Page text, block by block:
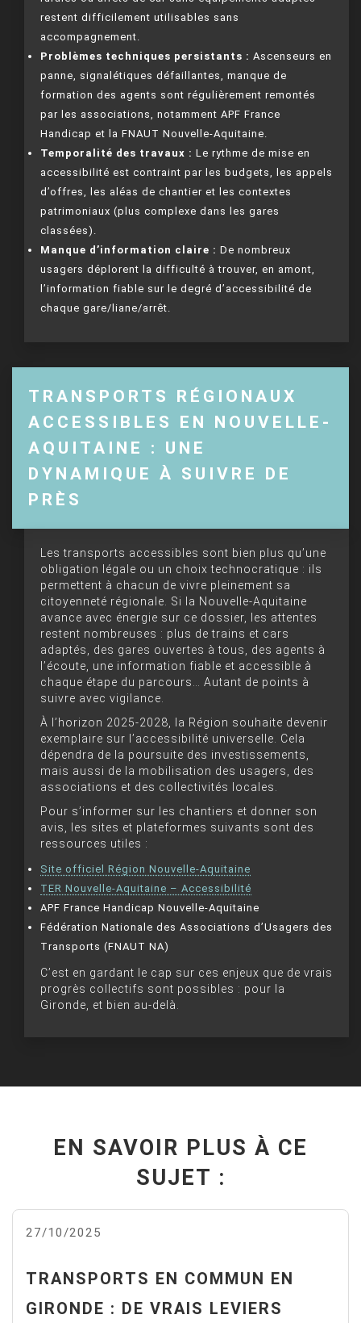
restent difficilement utilisables sans
accompagnement.
Problèmes techniques persistants : Ascenseurs en
panne, signalétiques défaillantes, manque de
formation des agents sont régulièrement remontés
par les associations, notamment APF France
Handicap et la FNAUT Nouvelle-Aquitaine.
Temporalité des travaux : Le rythme de mise en
accessibilité est contraint par les budgets, les appels
d’offres, les aléas de chantier et les contextes
patrimoniaux (plus complexe dans les gares
classées).
Manque d’information claire : De nombreux
usagers déplorent la difficulté à trouver, en amont,
l’information fiable sur le degré d’accessibilité de
chaque gare/liane/arrêt.
TRANSPORTS RÉGIONAUX
ACCESSIBLES EN NOUVELLE-
AQUITAINE : UNE
DYNAMIQUE À SUIVRE DE
PRÈS
Les transports accessibles sont bien plus qu’une
obligation légale ou un choix technocratique : ils
permettent à chacun de vivre pleinement sa
citoyenneté régionale. Si la Nouvelle-Aquitaine
avance avec énergie sur ce dossier, les attentes
restent nombreuses : plus de trains et cars
adaptés, des gares ouvertes à tous, des agents à
l’écoute, une information fiable et accessible à
chaque étape du parcours… Autant de points à
suivre avec vigilance.
À l’horizon 2025-2028, la Région souhaite devenir
exemplaire sur l’accessibilité universelle. Cela
dépendra de la poursuite des investissements,
mais aussi de la mobilisation des usagers, des
associations et des collectivités locales.
Pour s’informer sur les chantiers et donner son
avis, les sites et plateformes suivants sont des
ressources utiles :
Site officiel Région Nouvelle-Aquitaine
TER Nouvelle-Aquitaine – Accessibilité
APF France Handicap Nouvelle-Aquitaine
Fédération Nationale des Associations d’Usagers des
Transports (FNAUT NA)
C’est en gardant le cap sur ces enjeux que de vrais
progrès collectifs sont possibles : pour la
Gironde, et bien au-delà.
EN SAVOIR PLUS À CE
SUJET :
27/10/2025
TRANSPORTS EN COMMUN EN
GIRONDE : DE VRAIS LEVIERS